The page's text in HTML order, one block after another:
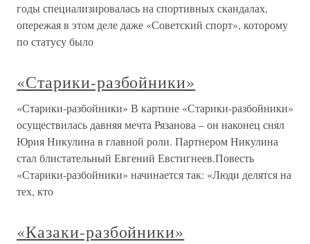
годы специализировалась на спортивных скандалах,
опережая в этом деле даже «Советский спорт», которому
по статусу было
«Старики-разбойники»
«Старики-разбойники» В картине «Старики-разбойники»
осуществилась давняя мечта Рязанова – он наконец снял
Юрия Никулина в главной роли. Партнером Никулина
стал блистательный Евгений Евстигнеев.Повесть
«Старики-разбойники» начинается так: «Люди делятся на
тех, кто
«Казаки-разбойники»